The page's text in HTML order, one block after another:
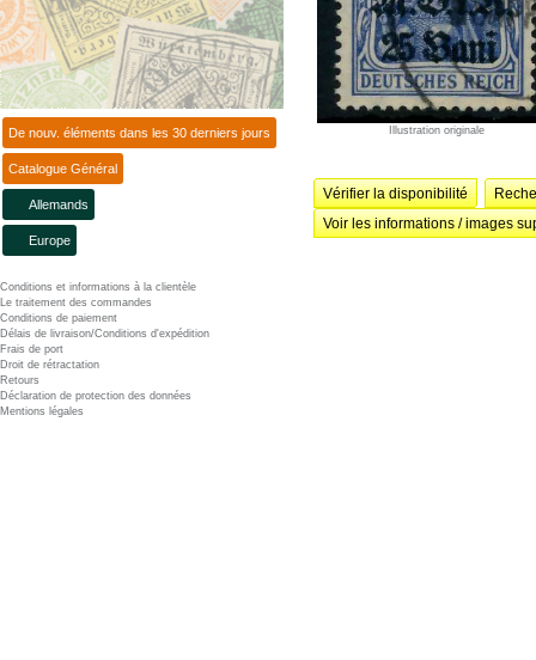
De nouv. éléments dans les 30 derniers jours
Catalogue Général
Allemands
Europe
Conditions et informations à la clientèle
Le traitement des commandes
Conditions de paiement
Délais de livraison/Conditions d'expédition
Frais de port
Droit de rétractation
Retours
Déclaration de protection des données
Mentions légales
Illustration originale
Vérifier la disponibilité
Voir les informations / images